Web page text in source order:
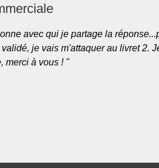
avec qui je partage la
je vais m'attaquer au livret 2.
merci à vous ! "